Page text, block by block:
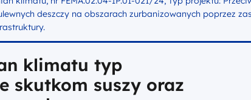
deszczy na obszarach zurbanizowanych poprzez
klimatu typ
skutkom suszy oraz